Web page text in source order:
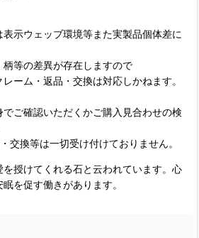
示ウェッブ環境等また実製品個体差に
等の差異が存在しますので
ーム・返品・交換は対応しかねます。
ご確認いただくかご購入見合わせの検
交換等は一切受け付けておりません。
授けてくれる石と云われています。心
を促す働きがあります。